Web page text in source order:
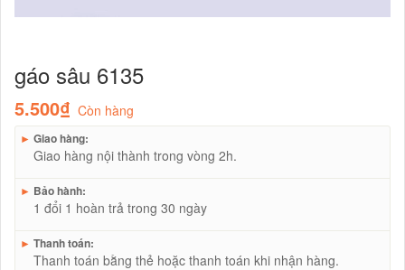
gáo sâu 6135
5.500₫ Còn hàng
► Giao hàng:
Giao hàng nội thành trong vòng 2h.
► Bảo hành:
1 đổi 1 hoàn trả trong 30 ngày
► Thanh toán:
Thanh toán bằng thẻ hoặc thanh toán khi nhận hàng.